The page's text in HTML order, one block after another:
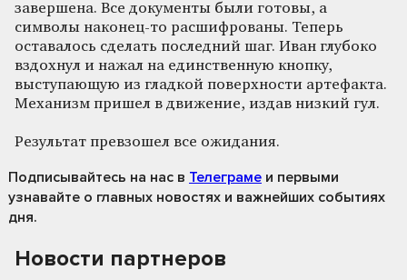
завершена. Все документы были готовы, а
символы наконец-то расшифрованы. Теперь
оставалось сделать последний шаг. Иван глубоко
вздохнул и нажал на единственную кнопку,
выступающую из гладкой поверхности артефакта.
Механизм пришел в движение, издав низкий гул.
Результат превзошел все ожидания.
Подписывайтесь на нас в Телеграме и первыми
узнавайте о главных новостях и важнейших событиях
дня.
Новости партнеров